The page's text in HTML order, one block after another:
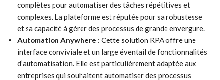
complètes pour automatiser des tâches répétitives et
complexes. La plateforme est réputée pour sa robustesse
et sa capacité à gérer des processus de grande envergure.
Automation Anywhere : Cette solution RPA offre une
interface conviviale et un large éventail de fonctionnalités
d’automatisation. Elle est particulièrement adaptée aux
entreprises qui souhaitent automatiser des processus